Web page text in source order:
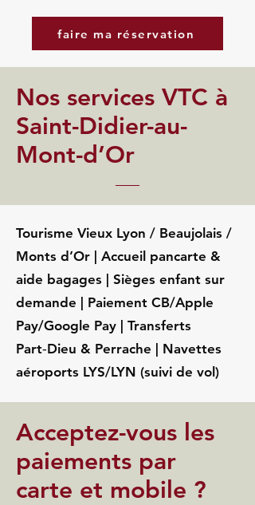
faire ma réservation
Nos services VTC à
Saint-Didier-au-
Mont-d’Or
Tourisme Vieux Lyon / Beaujolais /
Monts d’Or | Accueil pancarte &
aide bagages | Sièges enfant sur
demande | Paiement CB/Apple
Pay/Google Pay | Transferts
Part‑Dieu & Perrache | Navettes
aéroports LYS/LYN (suivi de vol)
Acceptez-vous les
paiements par
carte et mobile ?